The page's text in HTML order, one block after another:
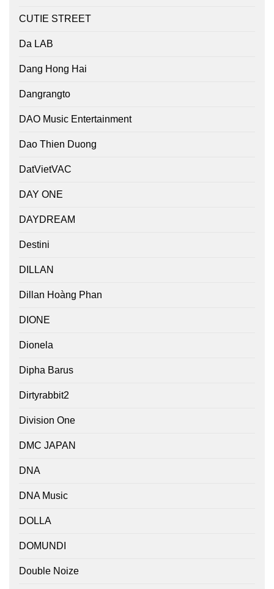
CUTIE STREET
Da LAB
Dang Hong Hai
Dangrangto
DAO Music Entertainment
Dao Thien Duong
DatVietVAC
DAY ONE
DAYDREAM
Destini
DILLAN
Dillan Hoàng Phan
DIONE
Dionela
Dipha Barus
Dirtyrabbit2
Division One
DMC JAPAN
DNA
DNA Music
DOLLA
DOMUNDI
Double Noize